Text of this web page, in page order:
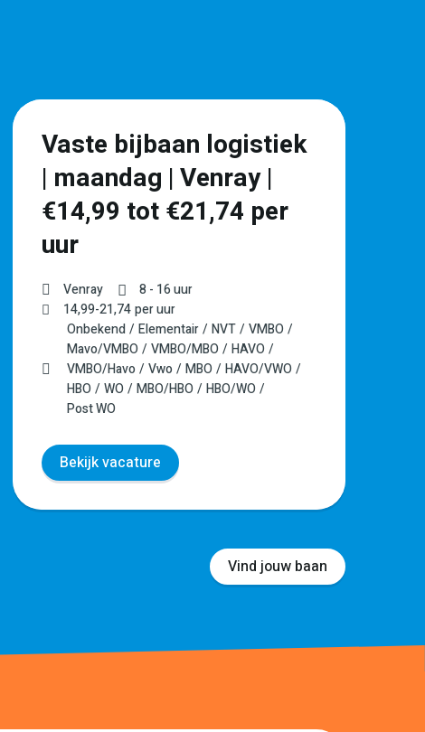
Vaste bijbaan logistiek
| maandag | Venray |
€14,99 tot €21,74 per
uur
Venray
8 - 16 uur
14,99-21,74per uur
Onbekend
Elementair NVT
VMBO
Mavo/VMBO
VMBO/MBO
HAVO
VMBO/Havo
Vwo MBO
HAVO/VWO
HBO
WO MBO/HBO
HBO/WO
Post WO
Bekijk vacature
Vind jouw baan